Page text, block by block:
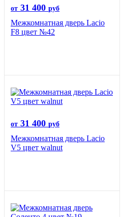
от 31 400 руб
Межкомнатная дверь Lacio
F8 цвет №42
от 31 400 руб
Межкомнатная дверь Lacio
V5 цвет walnut